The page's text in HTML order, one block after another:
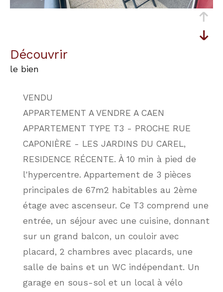
découvrir
le bien
VENDU
APPARTEMENT A VENDRE A CAEN
APPARTEMENT TYPE T3 - PROCHE RUE
CAPONIÈRE - LES JARDINS DU CAREL,
RESIDENCE RÉCENTE. À 10 min à pied de
l'hypercentre. Appartement de 3 pièces
principales de 67m2 habitables au 2ème
étage avec ascenseur. Ce T3 comprend une
entrée, un séjour avec une cuisine, donnant
sur un grand balcon, un couloir avec
placard, 2 chambres avec placards, une
salle de bains et un WC indépendant. Un
garage en sous-sol et un local à vélo